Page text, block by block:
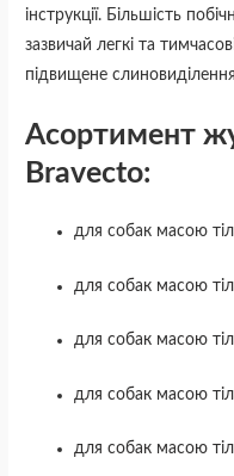
інструкції. Більшість
зазвичай легкі та
підвищене
Асортимент
Bravecto:
для собак масою
для собак масою
для собак масою
для собак масою
для собак масою